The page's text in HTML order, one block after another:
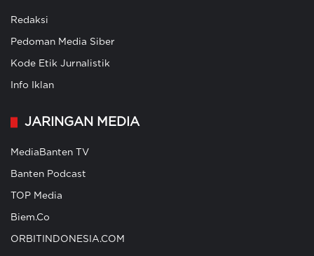
Redaksi
Pedoman Media Siber
Kode Etik Jurnalistik
Info Iklan
JARINGAN MEDIA
MediaBanten TV
Banten Podcast
TOP Media
Biem.Co
ORBITINDONESIA.COM